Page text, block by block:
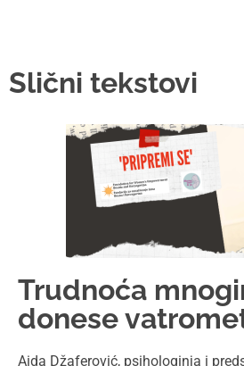
Na šest meseci,
kaže da je sve
“Jeste li imali blizance u
pitanje, koja me je tog ranog jutra
intervenciju. “Prababa je imala